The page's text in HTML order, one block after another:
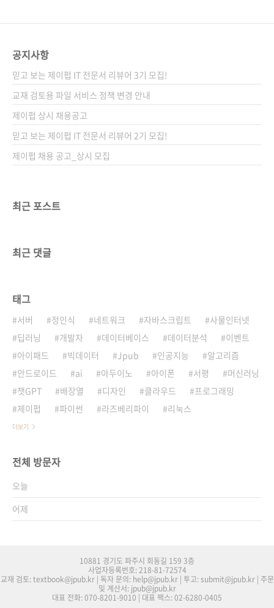
공지사항
믿고 보는 제이펍 IT 전문서 리뷰어 3기 모집!
교재 검토용 파일 서비스 정책 변경 안내
제이펍 상시 채용공고
믿고 보는 제이펍 IT 전문서 리뷰어 2기 모집!
제이펍 채용 공고_상시 모집
최근 포스트
최근 댓글
태그
서버 정인식 네트워크 자바스크립트
사물인터넷
딥러닝
개발자 데이터베이스 데이터분석
이벤트
아이패드
빅데이터 Jpub 인공지능
알고리즘
안드로이드
ai 아두이노 아이폰 서평
머신러닝
챗GPT
배장열 디자인 클라우드
프로그래밍
제이펍
파이썬 라즈베리파이 리눅스
더보기
전체 방문자
오늘
어제
10881 경기도 파주시 회동길 159 3층
사업자등록번호: 218-81-72574
교재 검토: textbook@jpub.kr | 독자 문의: help@jpub.kr | 투고: submit@jpub.kr | 주문
및 계산서: jpub@jpub.kr
대표 전화: 070-8201-9010 | 대표 팩스: 02-6280-0405